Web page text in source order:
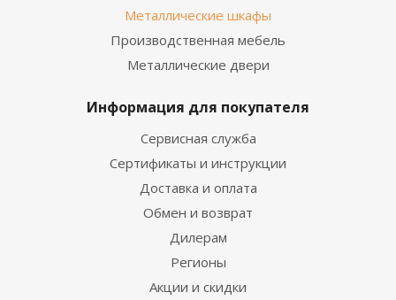
Металлические шкафы
Производственная мебель
Металлические двери
Информация для покупателя
Сервисная служба
Сертификаты и инструкции
Доставка и оплата
Обмен и возврат
Дилерам
Регионы
Акции и скидки